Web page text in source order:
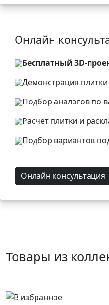
Онлайн
Бесплатный 3D-
Демонстрация плитки
Подбор аналогов по
Расчет плитки и
Подбор вариантов
Онлайн консультация
Товары из